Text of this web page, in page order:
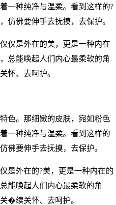
一种纯净与温柔。看到这样的?
仿佛要伸手去抚摸，去保护。
仅是外在的美，更是一种内在
总能唤起人们内心最柔软的角
怀、去呵护。
色。那细嫩的皮肤，宛如粉色
一种纯净与温柔。看到这样的
佛要伸手去抚摸，去保护。
是外在的?美，更是一种内在的
能唤起人们内心最柔软的角
�续关怀、去呵护。